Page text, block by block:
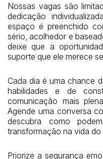
Nossas vagas são
dedicação
espaço é preenchido
sério, acolhedor e
deixe que a
suporte que ele merece
Cada dia é uma chance
habilidades e de
comunicação mais
Agende uma conversa
descubra como
transformação na vida do
Priorize a segurança